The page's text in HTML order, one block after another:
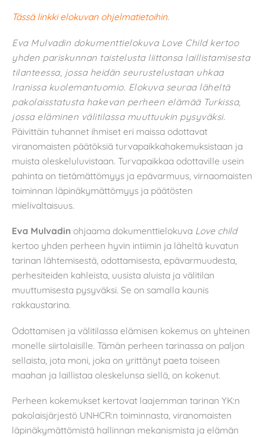
Tässä linkki elokuvan ohjelmatietoihin.
Eva Mulvadin dokumenttielokuva Love Child kertoo
yhden pariskunnan taistelusta liittonsa laillistamisesta
tilanteessa, jossa heidän seurustelustaan uhkaa
Iranissa kuolemantuomio. Elokuva seuraa läheltä
pakolaisstatusta hakevan perheen elämää Turkissa,
jossa eläminen välitilassa muuttuukin pysyväksi.
Päivittäin tuhannet ihmiset eri maissa odottavat
viranomaisten päätöksiä turvapaikkahakemuksistaan ja
muista oleskeluluvistaan. Turvapaikkaa odottaville usein
pahinta on tietämättömyys ja epävarmuus, virnaomaisten
toiminnan läpinäkymättömyys ja päätösten
mielivaltaisuus.
Eva Mulvadin ohjaama dokumenttielokuva Love child
kertoo yhden perheen hyvin intiimin ja läheltä kuvatun
tarinan lähtemisestä, odottamisesta, epävarmuudesta,
perhesiteiden kahleista, uusista aluista ja välitilan
muuttumisesta pysyväksi. Se on samalla kaunis
rakkaustarina.
Odottamisen ja välitilassa elämisen kokemus on yhteinen
monelle siirtolaisille. Tämän perheen tarinassa on paljon
sellaista, jota moni, joka on yrittänyt paeta toiseen
maahan ja laillistaa oleskelunsa siellä, on kokenut.
Perheen kokemukset kertovat laajemman tarinan YK:n
pakolaisjärjestö UNHCR:n toiminnasta, viranomaisten
läpinäkymättömistä hallinnan mekanismista ja elämän